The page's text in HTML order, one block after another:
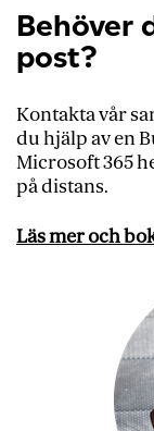
Behöver
post?
Kontakta vår
du hjälp av en
Microsoft 365
på distans.
Läs mer och